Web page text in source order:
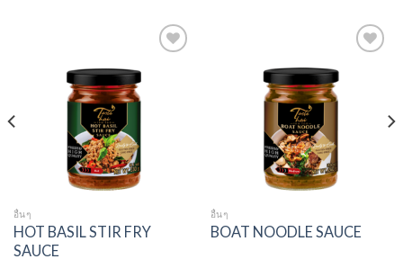
อื่นๆ
HOT BASIL STIR FRY
SAUCE
อื่นๆ
BOAT NOODLE SAUCE